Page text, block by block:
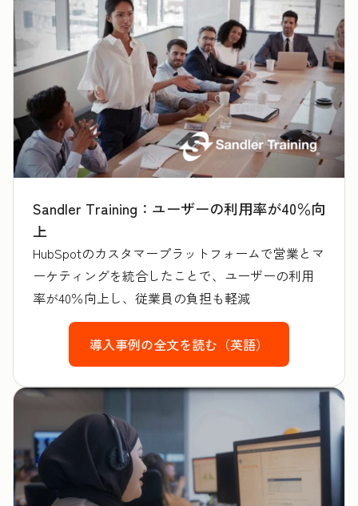
Sandler Training：ユーザーの利用率が40％向
上
HubSpotのカスタマープラットフォームで営業とマ
ーケティングを統合したことで、ユーザーの利用
率が40％向上し、従業員の負担も軽減
導入事例の全文を読む（英語）